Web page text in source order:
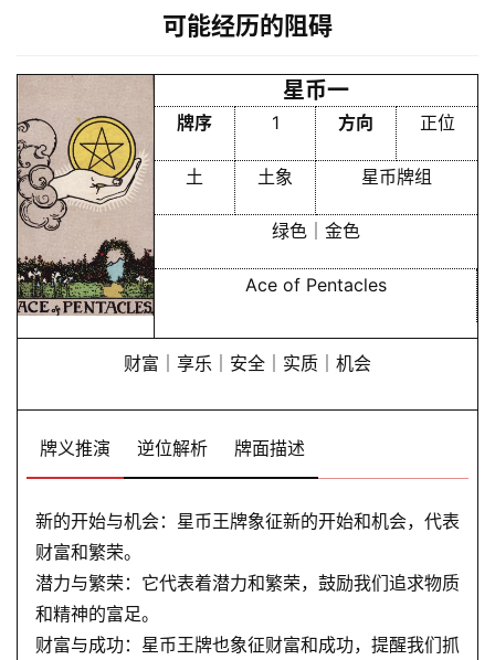
可能经历的阻碍
星币一
牌序 1 方向 正位
土 土象 星币牌组
绿色｜金色
Ace of Pentacles
财富｜享乐｜安全｜实质｜机会
牌义推演 逆位解析 牌面描述
新的开始与机会：星币王牌象征新的开始和机会，代表
财富和繁荣。
潜力与繁荣：它代表着潜力和繁荣，鼓励我们追求物质
和精神的富足。
财富与成功：星币王牌也象征财富和成功，提醒我们抓